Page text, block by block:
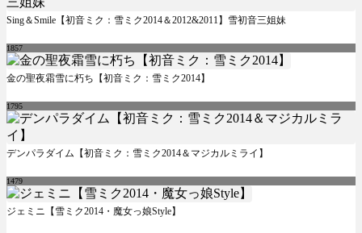
Sing＆Smile【初音ミク：雪ミク2014＆2012&2011】雪初音三姐妹
1857
金の聖夜霜雪に朽ち【初音ミク：雪ミク2014】
1795
デンパラダイム【初音ミク：雪ミク2014＆マジカルミライ】
1479
ジェミニ【雪ミク2014・魔女っ娘Style】